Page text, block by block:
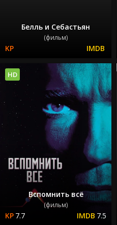
Белль и Себастьян
(фильм)
Вспомнить всё
(фильм)
7.7 7.5
HD